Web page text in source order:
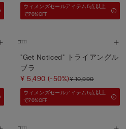
ウィメンズセールアイテム5点以上
で70%OFF
"Get Noticed" トライアングル
ブラ
¥ 5,490(-50%)¥ 10,990
ウィメンズセールアイテム5点以上
で70%OFF